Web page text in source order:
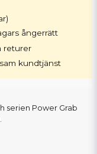
ångerrätt
returer
kundtjänst
serien Power Grab